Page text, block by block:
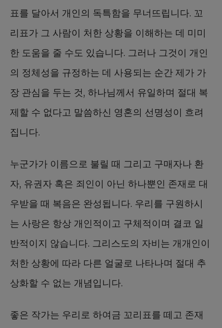
표를 달아서 개인의 독특함을 무너뜨립니다. 꼬
리표가 그 사람이 처한 상황을 이해하는 데 미미
한 도움을 줄 수도 있습니다. 그러나 그것이 개인
의 정체성을 규정하는 데 사용되는 순간 제가 가
장 관심을 두는 것, 하나님께서 유일하며 절대 복
제할 수 없다고 말씀하신 영혼의 선명성이 흐려
집니다.
누군가가 이름으로 불릴 때 그리고 구매자나 환
자, 유권자 혹은 죄인이 아닌 하나뿐인 존재로 대
우받을 때 복음은 완성됩니다. 우리를 구원하시
는 사랑은 항상 개인적이고 구체적이며 결코 일
반적이지 않습니다. 그리스도의 자비는 개개인이
처한 상황에 따라 다른 얼굴로 나타나며 절대 추
상화할 수 없는 개념입니다.
좋은 작가는 우리로 하여금 꼬리표를 떼고 존재